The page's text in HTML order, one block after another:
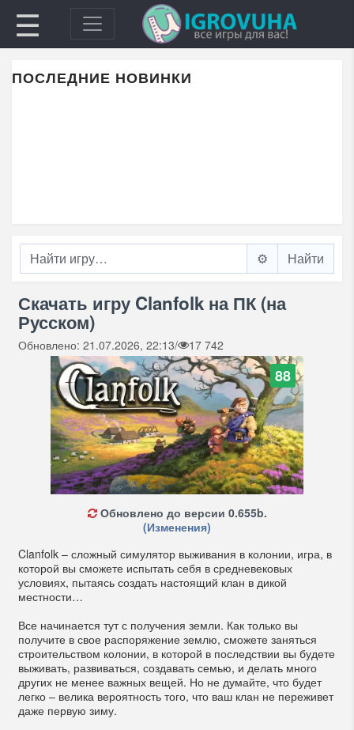
☰
ПОСЛЕДНИЕ НОВИНКИ
⚙️
Скачать игру Clanfolk на ПК (на
Русском)
Обновлено: 21.07.2026, 22:13/ 17 742
88
Обновлено до версии 0.655b.
(Изменения)
Clanfolk – сложный симулятор выживания в колонии, игра, в
которой вы сможете испытать себя в средневековых
условиях, пытаясь создать настоящий клан в дикой
местности…
Все начинается тут с получения земли. Как только вы
получите в свое распоряжение землю, сможете заняться
строительством колонии, в которой в последствии вы будете
выживать, развиваться, создавать семью, и делать много
других не менее важных вещей. Но не думайте, что будет
легко – велика вероятность того, что ваш клан не переживет
даже первую зиму.